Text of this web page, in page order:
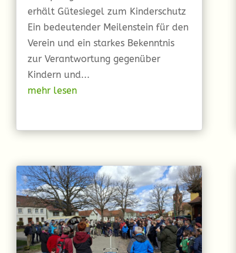
erhält Gütesiegel zum Kinderschutz
Ein bedeutender Meilenstein für den
Verein und ein starkes Bekenntnis
zur Verantwortung gegenüber
Kindern und...
mehr lesen